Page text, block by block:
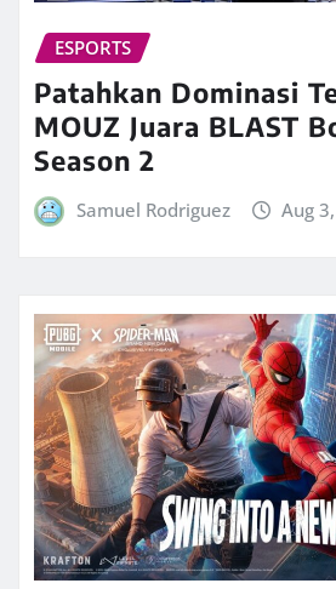
ESPORTS
Patahkan Dominasi
MOUZ Juara BLAST
Season 2
Samuel Rodriguez Aug